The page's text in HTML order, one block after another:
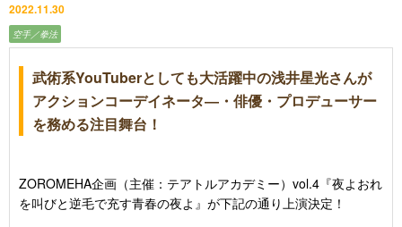
2022.11.30
空手／拳法
武術系YouTuberとしても大活躍中の浅井星光さんが
アクションコーデイネータ―・俳優・プロデューサー
を務める注目舞台！
ZOROMEHA企画（主催：テアトルアカデミー）vol.4『夜よおれ
を叫びと逆毛で充す青春の夜よ』が下記の通り上演決定！